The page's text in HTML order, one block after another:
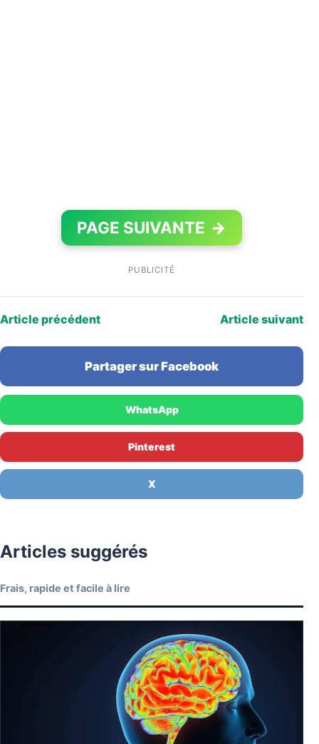
PAGE SUIVANTE →
PUBLICITÉ
Article précédent Article suivant
Partager sur Facebook
WhatsApp
Pinterest
X
Articles suggérés
Frais, rapide et facile à lire